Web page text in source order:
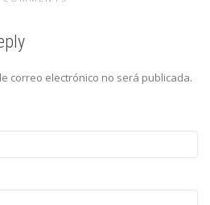
correo electrónico no será publicada.